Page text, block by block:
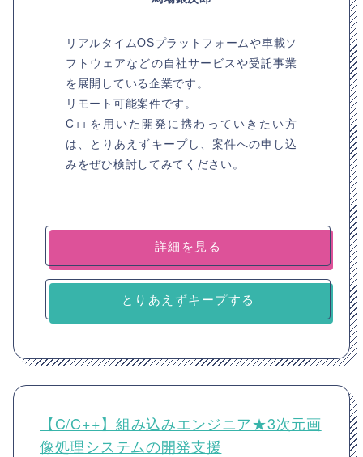
リアルタイムOSプラットフォームや車載ソ
フトウェアなどの自社サービスや受託事業
を展開している企業です。
リモート可能案件です。
C++を用いた開発に携わっていきたい方
は、とりあえずキープし、案件への申し込
みをぜひ検討してみてください。
詳細を見る
とりあえずキープする
【C/C++】組み込みエンジニア★3次元画
像処理システムの開発支援